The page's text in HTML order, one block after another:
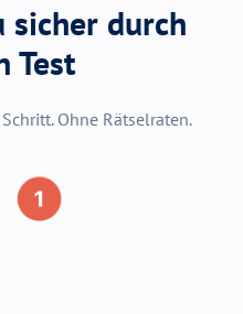
sicher durch
Test
Ohne Rätselraten.